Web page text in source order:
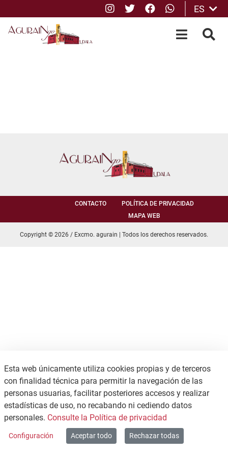
Instagram
TwitterFacebook
whatsApp
ES
OPEN-
CONTACTO
POLÍTICA DE PRIVACIDAD
MAPA WEB
Copyright © 2026 / Excmo. agurain | Todos los derechos reservados.
Esta web únicamente utiliza cookies propias y de terceros
con finalidad técnica para permitir la navegación de las
personas usuarias, facilitar posteriores accesos y realizar
estadísticas de uso, no recabando ni cediendo datos
personales. Consulte la Política de privacidad
Configuración Aceptar todo Rechazar todas